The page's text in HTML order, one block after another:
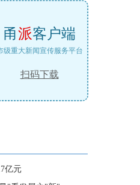
甬派客户端
级重大新闻宣传服务平台
扫码下载
亿元